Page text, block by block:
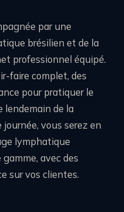
par une
brésilien et de la
professionnel équipé.
faire complet, des
pour pratiquer le
lendemain de la
vous serez en
lymphatique
avec des
sur vos clientes.